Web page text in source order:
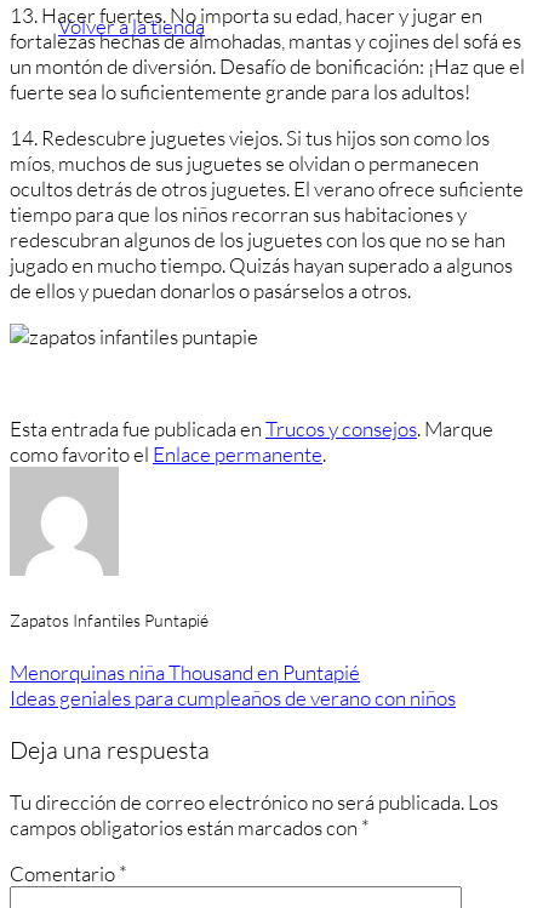
Volver a la tienda
13. Hacer fuertes. No importa su edad, hacer y jugar en
fortalezas hechas de almohadas, mantas y cojines del sofá es
un montón de diversión. Desafío de bonificación: ¡Haz que el
fuerte sea lo suficientemente grande para los adultos!
14. Redescubre juguetes viejos. Si tus hijos son como los
míos, muchos de sus juguetes se olvidan o permanecen
ocultos detrás de otros juguetes. El verano ofrece suficiente
tiempo para que los niños recorran sus habitaciones y
redescubran algunos de los juguetes con los que no se han
jugado en mucho tiempo. Quizás hayan superado a algunos
de ellos y puedan donarlos o pasárselos a otros.
Esta entrada fue publicada enTrucos y consejos. Marque
como favorito el Enlace permanente.
Zapatos Infantiles Puntapié
Menorquinas niña Thousand en Puntapié
Ideas geniales para cumpleaños de verano con niños
Deja una respuesta
Tu dirección de correo electrónico no será publicada.Los
campos obligatorios están marcados con *
Comentario*